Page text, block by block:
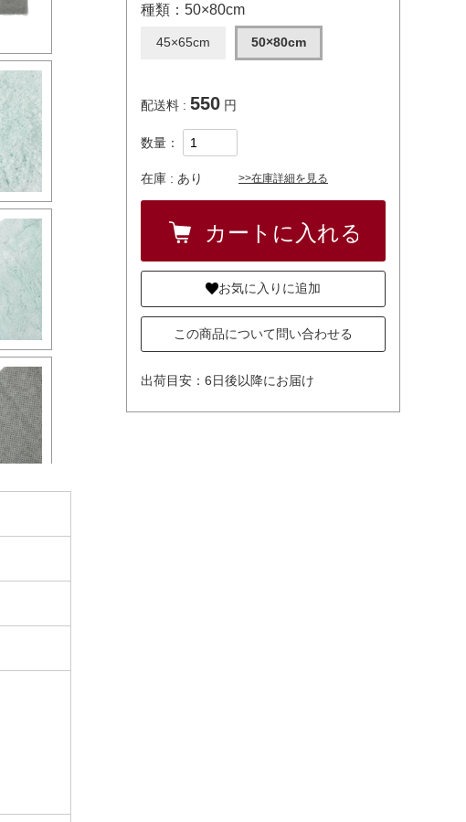
種類：50×80cm
45×65cm 50×80cm
配送料 : 550 円
数量：
在庫 : あり >>在庫詳細を見る
お気に入りに追加
この商品について問い合わせる
出荷目安：6日後以降にお届け